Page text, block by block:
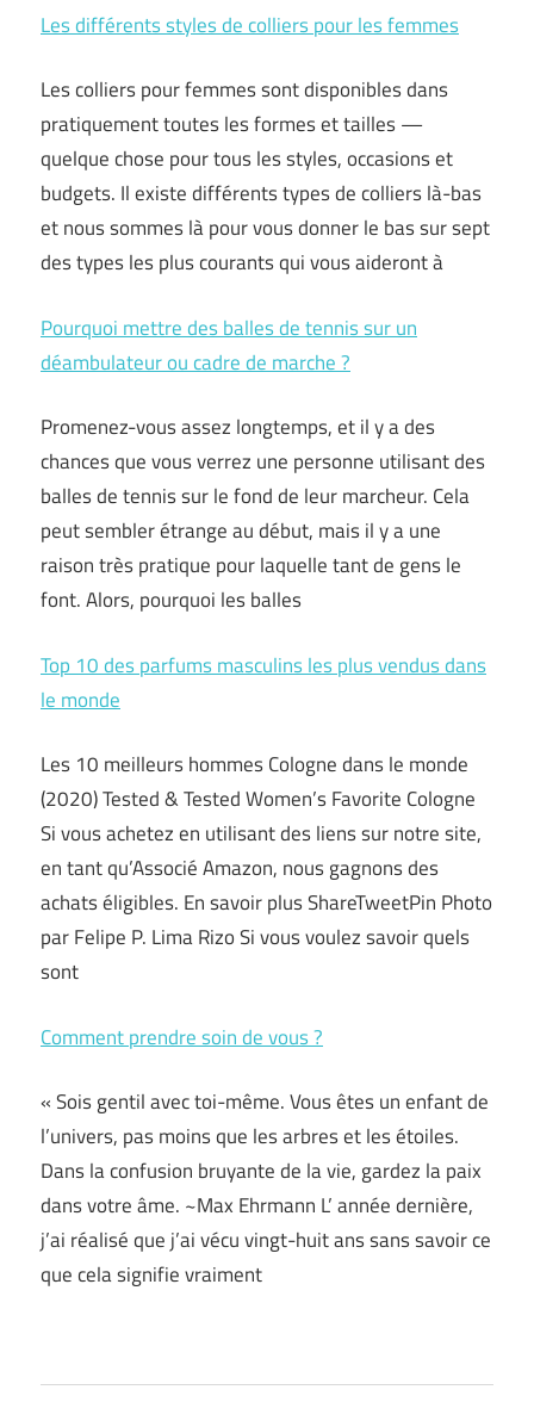
Les différents styles de colliers pour les femmes
Les colliers pour femmes sont disponibles dans
pratiquement toutes les formes et tailles —
quelque chose pour tous les styles, occasions et
budgets. Il existe différents types de colliers là-bas
et nous sommes là pour vous donner le bas sur sept
des types les plus courants qui vous aideront à
Pourquoi mettre des balles de tennis sur un
déambulateur ou cadre de marche ?
Promenez-vous assez longtemps, et il y a des
chances que vous verrez une personne utilisant des
balles de tennis sur le fond de leur marcheur. Cela
peut sembler étrange au début, mais il y a une
raison très pratique pour laquelle tant de gens le
font. Alors, pourquoi les balles
Top 10 des parfums masculins les plus vendus dans
le monde
Les 10 meilleurs hommes Cologne dans le monde
(2020) Tested & Tested Women’s Favorite Cologne
Si vous achetez en utilisant des liens sur notre site,
en tant qu’Associé Amazon, nous gagnons des
achats éligibles. En savoir plus ShareTweetPin Photo
par Felipe P. Lima Rizo Si vous voulez savoir quels
sont
Comment prendre soin de vous ?
« Sois gentil avec toi-même. Vous êtes un enfant de
l’univers, pas moins que les arbres et les étoiles.
Dans la confusion bruyante de la vie, gardez la paix
dans votre âme. ~Max Ehrmann L’ année dernière,
j’ai réalisé que j’ai vécu vingt-huit ans sans savoir ce
que cela signifie vraiment